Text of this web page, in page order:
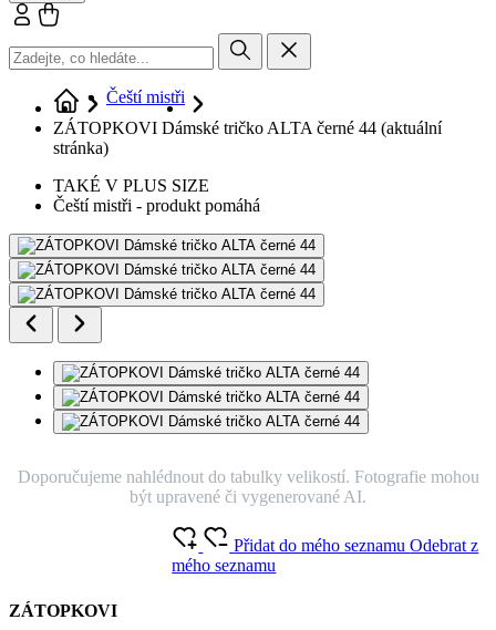
Přihlásit se
Čeští mistři
ZÁTOPKOVI Dámské tričko ALTA černé 44 (aktuální
stránka)
TAKÉ V PLUS SIZE
Čeští mistři - produkt pomáhá
Doporučujeme nahlédnout do tabulky velikostí. Fotografie mohou
být upravené či vygenerované AI.
ZÁTOPKOVI
Přidat do mého seznamuOdebrat z
mého seznamu